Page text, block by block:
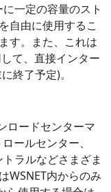
一定の容量のスト
自由に使用するこ
す。また、これは
て、直接インター
終了予定)。
ロードセンターマ
ールセンター、
トラルなどさまざま
WSNET内からのみ